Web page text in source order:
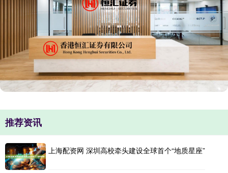
推荐资讯
上海配资网 深圳高校牵头建设全球首个“地质星座”